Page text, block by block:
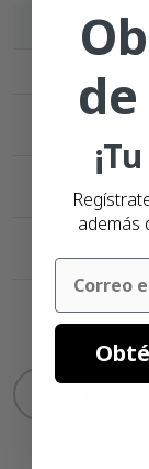
Cantidad
además
Email